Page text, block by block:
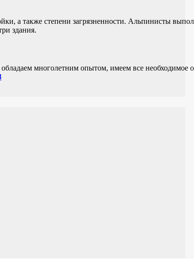
а также степени загрязненности. Альпинисты
здания.
многолетним опытом, имеем все необходимое